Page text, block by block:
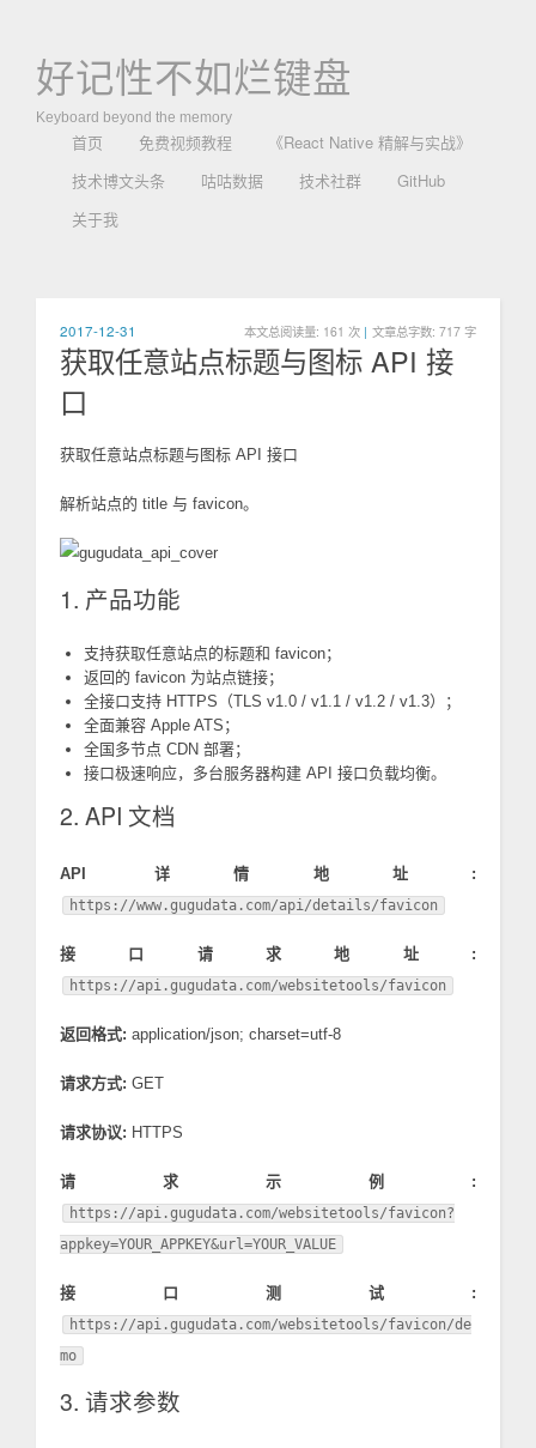
好记性不如烂键盘
Keyboard beyond the memory
首页 免费视频教程
《React Native 精解与实战》
技术博文头条
咕咕数据 技术社群
GitHub
关于我
2017-12-31 本文总阅读量: 161 次 | 文章总字数: 717 字
获取任意站点标题与图标 API 接
口
获取任意站点标题与图标 API 接口
解析站点的 title 与 favicon。
1. 产品功能
支持获取任意站点的标题和 favicon；
返回的 favicon 为站点链接；
全接口支持 HTTPS（TLS v1.0 / v1.1 / v1.2 / v1.3）；
全面兼容 Apple ATS；
全国多节点 CDN 部署；
接口极速响应，多台服务器构建 API 接口负载均衡。
2. API 文档
API 详情地址:
https://www.gugudata.com/api/details/favicon
接口请求地址:
https://api.gugudata.com/websitetools/favicon
返回格式: application/json; charset=utf-8
请求方式: GET
请求协议: HTTPS
请求示例:
https://api.gugudata.com/websitetools/favicon?
appkey=YOUR_APPKEY&url=YOUR_VALUE
接口测试:
https://api.gugudata.com/websitetools/favicon/de
mo
3. 请求参数